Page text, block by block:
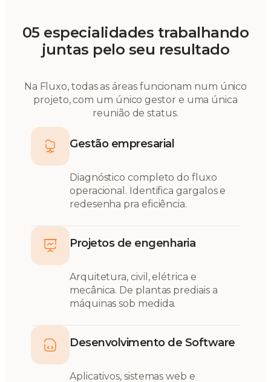
05 especialidades trabalhando
juntas pelo seu resultado
Na Fluxo, todas as áreas funcionam num único
projeto, com um único gestor e uma única
reunião de status.
Gestão empresarial
Diagnóstico completo do fluxo
operacional. Identifica gargalos e
redesenha pra eficiência.
Projetos de engenharia
Arquitetura, civil, elétrica e
mecânica. De plantas prediais a
máquinas sob medida.
Desenvolvimento de Software
Aplicativos, sistemas web e